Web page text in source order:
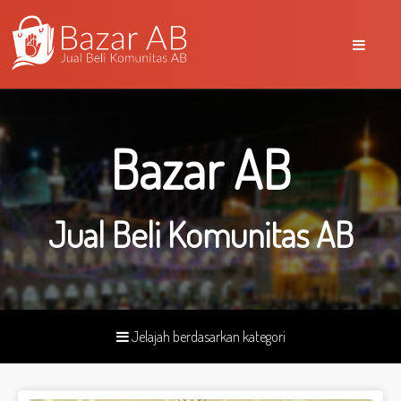
Bazar AB
Jual Beli Komunitas AB
Jelajah berdasarkan kategori